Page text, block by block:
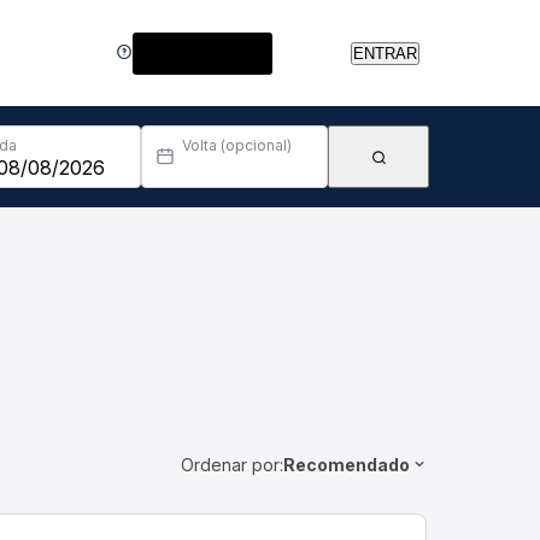
ENTRAR
Volta (opcional)
Ordenar por:Recomendado